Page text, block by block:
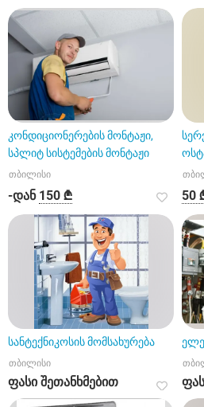
კონდიციონერების მონტაჟი,
სპლიტ სისტემების მონტაჟი
თბილისი
-დან 150 ₾ 50
სანტექნიკოსის მომსახურება
თბილისი
ფასი შეთანხმებით